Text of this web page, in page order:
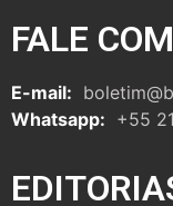
FALE
E-mail:
Whatsapp: +55